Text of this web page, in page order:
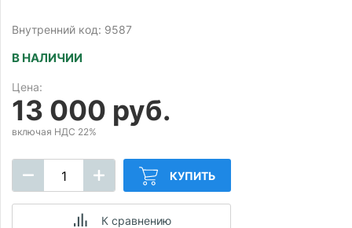
Внутренний код: 9587
В НАЛИЧИИ
Цена:
13 000 руб.
включая НДС 22%
КУПИТЬ
К сравнению